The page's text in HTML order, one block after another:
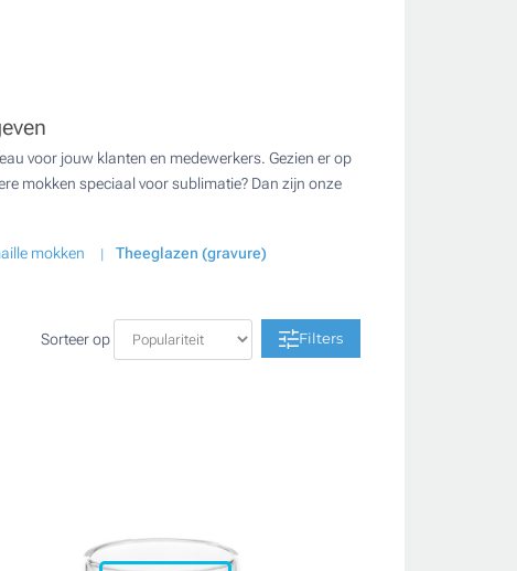
voor jouw klanten en medewerkers. Gezien er op
mokken speciaal voor sublimatie? Dan zijn onze
mokken Theeglazen (gravure)
Sorteer op Filters